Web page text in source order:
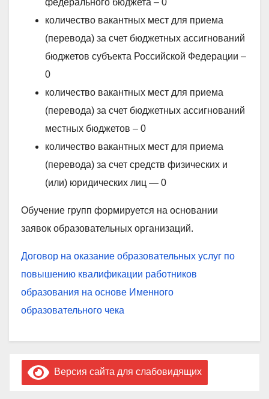
федерального бюджета – 0
количество вакантных мест для приема
(перевода) за счет бюджетных ассигнований
бюджетов субъекта Российской Федерации –
0
количество вакантных мест для приема
(перевода) за счет бюджетных ассигнований
местных бюджетов – 0
количество вакантных мест для приема
(перевода) за счет средств физических и
(или) юридических лиц — 0
Обучение групп формируется на основании
заявок образовательных организаций.
Договор на оказание образовательных услуг по
повышению квалификации работников
образования на основе Именного
образовательного чека
Версия сайта для слабовидящих